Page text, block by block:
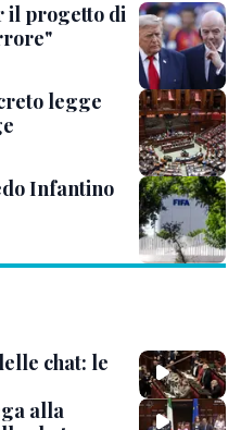
il progetto di
legge
Infantino
chat: le
alla